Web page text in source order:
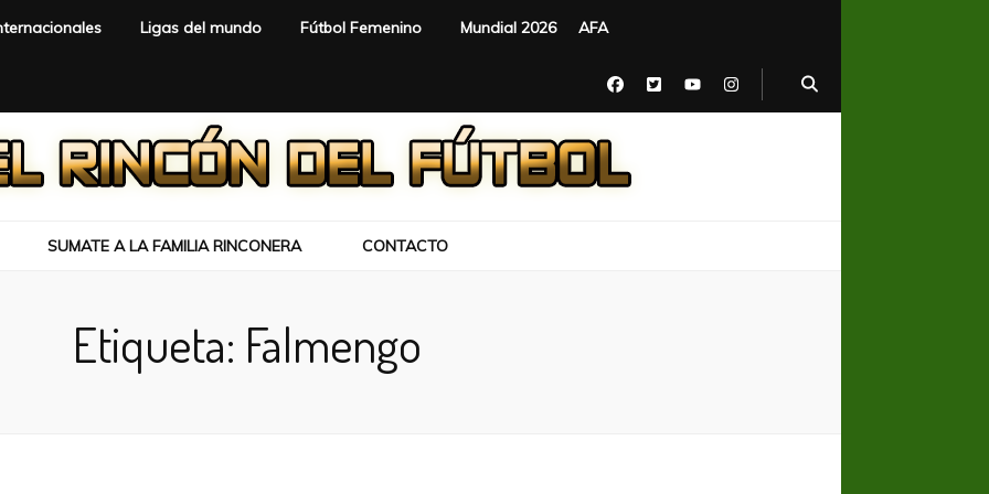
Ligas del mundo Fútbol Femenino Mundial 2026 AFA
SUMATE A LA FAMILIA RINCONERA CONTACTO
Etiqueta: Falmengo